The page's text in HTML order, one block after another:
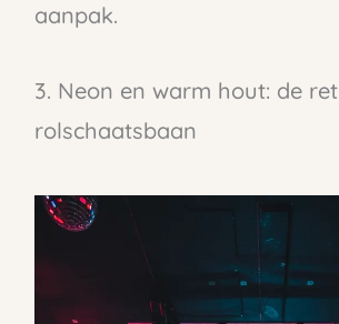
aanpak.
3. Neon en warm hout: de
rolschaatsbaan